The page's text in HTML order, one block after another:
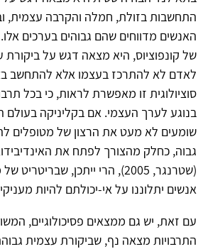
התחשבות בזולת, חמלה והקרבה עצמית,
האנשים מדווחים שהם גבוהים בערכים
של קונפוציוס, היא מצאה דגש על
לאדם לא להתרכז בעצמו אלא להתחשב
סוציולוגית זו מאפשרת לראות, כי בכל
בנוגע לערך העצמי. אם בקליניקה בעולם
שומעים לא מעט את הרצון של מטופלים
גבוה, כחלק מהצורך לפתח את
(שטרנגר, 2005), הרי ייתכן,
אנשים יתלוננו על אי-יכולתם להיות
עם זאת, יש גם ממצאים פסיכולוגיים,
התרבויות מצאה נף, שביקורת עצמית